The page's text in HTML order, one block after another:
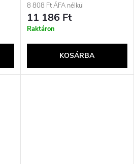
8 808 Ft ÁFA nélkül
11 186 Ft
Raktáron
KOSÁRBA